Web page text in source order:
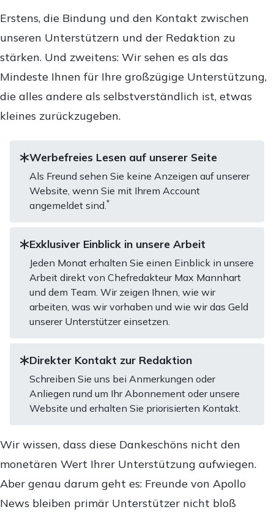
Erstens, die Bindung und den Kontakt zwischen
unseren Unterstützern und der Redaktion zu
stärken. Und zweitens: Wir sehen es als das
Mindeste Ihnen für Ihre großzügige Unterstützung,
die alles andere als selbstverständlich ist, etwas
kleines zurückzugeben.
Werbefreies Lesen auf unserer Seite
Als Freund sehen Sie keine Anzeigen auf unserer
Website, wenn Sie mit Ihrem Account
angemeldet sind.*
Exklusiver Einblick in unsere Arbeit
Jeden Monat erhalten Sie einen Einblick in unsere
Arbeit direkt von Chefredakteur Max Mannhart
und dem Team. Wir zeigen Ihnen, wie wir
arbeiten, was wir vorhaben und wie wir das Geld
unserer Unterstützer einsetzen.
Direkter Kontakt zur Redaktion
Schreiben Sie uns bei Anmerkungen oder
Anliegen rund um Ihr Abonnement oder unsere
Website und erhalten Sie priorisierten Kontakt.
Wir wissen, dass diese Dankeschöns nicht den
monetären Wert Ihrer Unterstützung aufwiegen.
Aber genau darum geht es: Freunde von Apollo
News bleiben primär Unterstützer nicht bloß